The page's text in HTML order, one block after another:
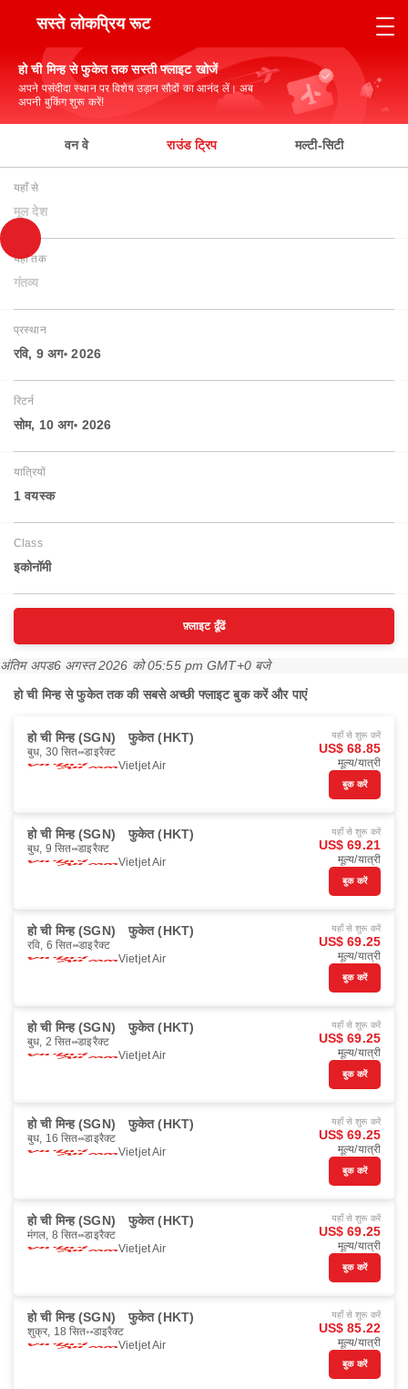
सस्ते लोकप्रिय रूट
हो ची मिन्ह से फुकेत तक सस्ती फ्लाइट खोजें
अपने पसंदीदा स्थान पर विशेष उड़ान सौदों का आनंद लें। अब
अपनी बुकिंग शुरू करें!
वन वे राउंड ट्रिप मल्टी-सिटी
यहाँ से
मूल देश
यहाँ तक
गंतव्य
प्रस्थान
रवि, 9 अग॰ 2026
रिटर्न
सोम, 10 अग॰ 2026
यात्रियों
1 वयस्‍क
Class
इकोनॉमी
फ़्लाइट ढूँढें
अंतिम अपड6 अगस्त 2026 को 05:55 pm GMT+0 बजे
हो ची मिन्ह से फुकेत तक की सबसे अच्छी फ्लाइट बुक करें और पाएं
हो ची मिन्ह (SGN) फुकेत (HKT)
बुध, 30 सित॰ डाइरैक्ट
Vietjet Air
यहाँ से शुरू करें
US$ 68.85
मूल्य/यात्री
बुक करें
हो ची मिन्ह (SGN) फुकेत (HKT)
बुध, 9 सित॰ डाइरैक्ट
Vietjet Air
यहाँ से शुरू करें
US$ 69.21
मूल्य/यात्री
बुक करें
हो ची मिन्ह (SGN) फुकेत (HKT)
रवि, 6 सित॰ डाइरैक्ट
Vietjet Air
यहाँ से शुरू करें
US$ 69.25
मूल्य/यात्री
बुक करें
हो ची मिन्ह (SGN) फुकेत (HKT)
बुध, 2 सित॰ डाइरैक्ट
Vietjet Air
यहाँ से शुरू करें
US$ 69.25
मूल्य/यात्री
बुक करें
हो ची मिन्ह (SGN) फुकेत (HKT)
बुध, 16 सित॰ डाइरैक्ट
Vietjet Air
यहाँ से शुरू करें
US$ 69.25
मूल्य/यात्री
बुक करें
हो ची मिन्ह (SGN) फुकेत (HKT)
मंगल, 8 सित॰ डाइरैक्ट
Vietjet Air
यहाँ से शुरू करें
US$ 69.25
मूल्य/यात्री
बुक करें
हो ची मिन्ह (SGN) फुकेत (HKT)
शुक्र, 18 सित॰ डाइरैक्ट
Vietjet Air
यहाँ से शुरू करें
US$ 85.22
मूल्य/यात्री
बुक करें